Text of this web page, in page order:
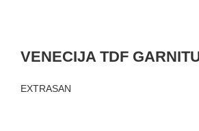
VENECIJA TDF
EXTRASAN